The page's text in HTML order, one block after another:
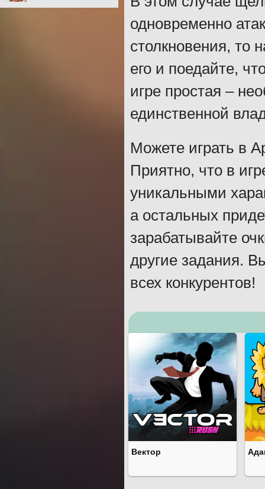
одновременно
столкновения, то
его и поедайте,
игре простая –
единственной
Можете играть в
Приятно, что в
уникальными
а остальных
зарабатывайте
другие задания.
всех конкурентов!
Вектор